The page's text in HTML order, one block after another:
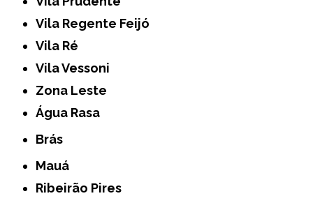
Vila Regente Feijó
Vila Ré
Vila Vessoni
Zona Leste
Água Rasa
Brás
Mauá
Ribeirão Pires